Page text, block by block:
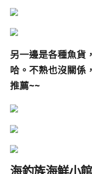
另一邊是各種魚貨
哈。不熟也沒關係
推薦~~
海釣族海鮮小